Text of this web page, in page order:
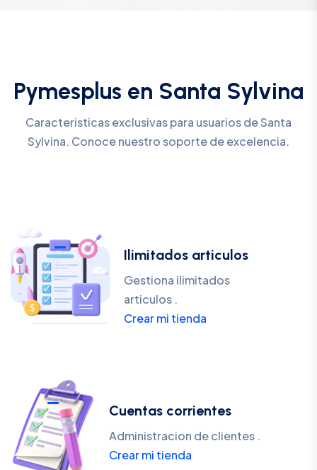
Pymesplus en Santa Sylvina
Caracteristicas exclusivas para usuarios de Santa
Sylvina. Conoce nuestro soporte de excelencia.
Ilimitados articulos
Gestiona ilimitados
articulos .
Crear mi tienda
Cuentas corrientes
Administracion de clientes .
Crear mi tienda